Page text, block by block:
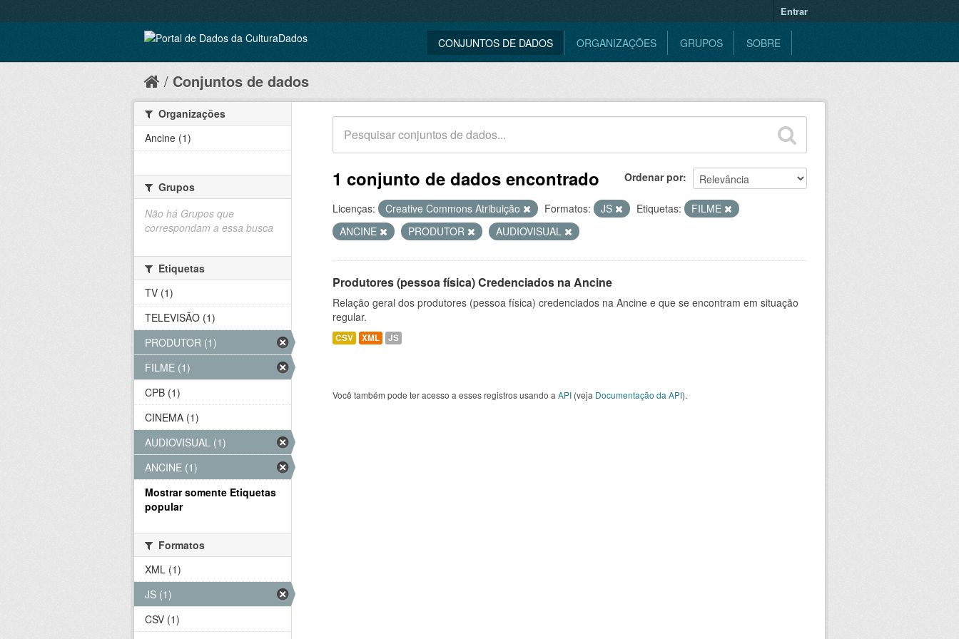
Entrar
CONJUNTOS DE DADOS ORGANIZAÇÕES GRUPOS SOBRE
Conjuntos de dados
Ordenar por
1 conjunto de dados encontrado
Licenças: Creative Commons Atribuição Formatos: JS Etiquetas:
FILME
ANCINE
PRODUTOR AUDIOVISUAL
Produtores (pessoa física) Credenciados na Ancine
Relação geral dos produtores (pessoa física) credenciados na Ancine e que se encontram em situação
regular.
CSV XML JS
Você também pode ter acesso a esses registros usando a API (veja Documentação da API).
Organizações
Ancine (1)
Grupos
Não há Grupos que
correspondam a essa busca
Etiquetas
TV (1)
TELEVISÃO (1)
PRODUTOR (1)
FILME (1)
CPB (1)
CINEMA (1)
AUDIOVISUAL (1)
ANCINE (1)
Mostrar somente Etiquetas
popular
Formatos
XML (1)
JS (1)
CSV (1)